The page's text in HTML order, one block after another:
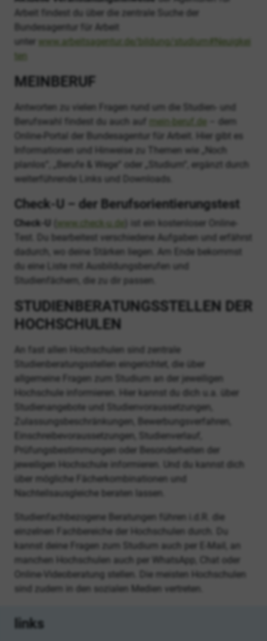
Arbeit findest du über die zentrale Suche der
Bundesagentur für Arbeit
unter www.arbeitsagentur.de/bildung/studium#Neuigkei
ten
MEINBERUF
Antworten zu vielen Fragen rund um die Studien- und
Berufswahl findest du auch auf
mein-beruf.de
– dem
Online-Portal der Bundesagentur für Arbeit. Hier gibt es
Informationen und Hinweise zu Themen wie „Noch
planlos“, „Berufe & Wege“ oder „Studium“, ergänzt durch
weiterführende Links und Downloads.
Check-U – der Berufsorientierungstest
Check-U www.check-u.de
) ist ein kostenloser Online-
Test. Du bearbeitest verschiedene Aufgaben und erfährst
dadurch, wo deine Stärken liegen. Am Ende bekommst
du eine Liste mit Ausbildungsberufen und
Studienfächern, die zu dir passen.
STUDIENBERATUNGSSTELLEN DER
HOCHSCHULEN
An fast allen Hochschulen sind zentrale
Studienberatungsstellen eingerichtet, die über
allgemeine Fragen zum Studium an der jeweiligen
Hochschule informieren. Hier kannst du dich u.a. über
Studienangebote und Studienvoraussetzungen,
Zulassungsbeschränkungen, Bewerbungsverfahren,
Einschreibevoraussetzungen, Studienverlauf,
Prüfungsbestimmungen oder Besonderheiten der
jeweiligen Hochschule informieren. Und du kannst dich
über mögliche Fächerkombinationen und
Nachteilsausgleiche beraten lassen.
Studienfachbezogene Beratungen führen i.d.R. die
einzelnen Fachbereiche der Hochschulen durch. Du
kannst deine Fragen zum Studium auch per E-Mail, an
manchen Hochschulen auch per WhatsApp, Chat oder
Online-Videoberatung stellen. Die meisten Hochschulen
sind zudem in den sozialen Medien vertreten.
links